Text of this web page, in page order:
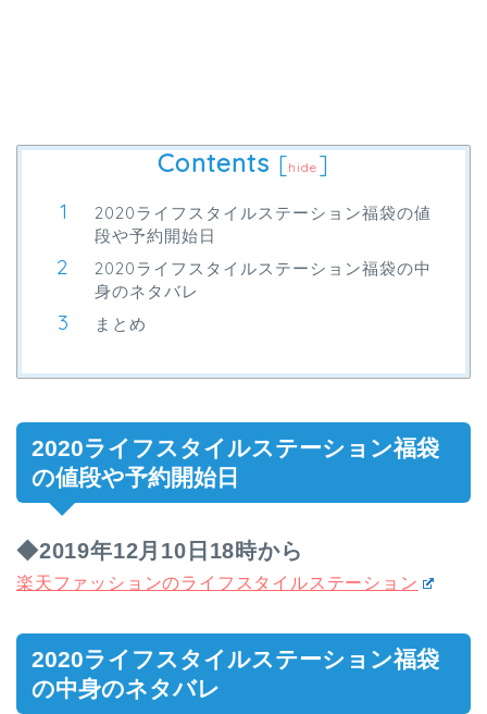
Contents [hide ]
2020ライフスタイルステーション福袋の値
段や予約開始日
2020ライフスタイルステーション福袋の中
身のネタバレ
まとめ
2020ライフスタイルステーション福袋
の値段や予約開始日
◆2019年12月10日18時から
楽天ファッションのライフスタイルステーション
2020ライフスタイルステーション福袋
の中身のネタバレ